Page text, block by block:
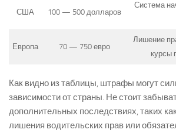
США 100 — 500 долларов
Система
Европа 70 — 750 евро
Лишение
курсы
Как видно из таблицы, штрафы могут
зависимости от страны. Не стоит
дополнительных последствиях, таких
лишения водительских прав или